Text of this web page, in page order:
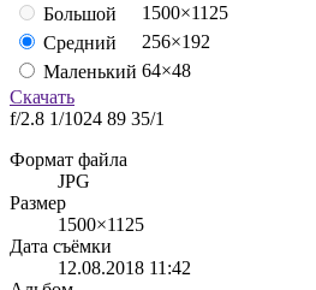
Большой
1500×1125
Средний
256×192
Маленький 64×48
Скачать
f/2.8 1/1024 89 35/1
Формат файла
JPG
Размер
1500×1125
Дата съёмки
12.08.2018 11:42